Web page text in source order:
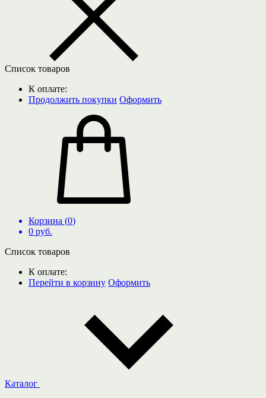
Список товаров
К оплате:
Продолжить покупки Оформить
Корзина (0)
0 руб.
Список товаров
К оплате:
Перейти в корзину Оформить
Каталог